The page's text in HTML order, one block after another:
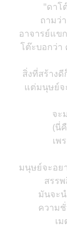
"ดาโ
ถามว่
อาจารย์แข
โต๊ะบอกว่า
สิ่งที่สร้างดี
แต่มนุษย์จ
จะ
(นี่
เพ
มนุษย์จะอย
สรร
มันจะ
ความชั่
เ